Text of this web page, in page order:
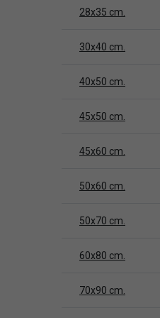
28x35 cm.
30x40 cm.
40x50 cm.
45x50 cm.
45x60 cm.
50x60 cm.
50x70 cm.
60x80 cm.
70x90 cm.